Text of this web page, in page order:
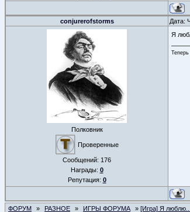
conjurerofstorms Дата:
Полковник
Проверенные
Сообщений: 176
Награды: 0
Репутация: 0
Я
Теперь
ФОРУМ » РАЗНОЕ » ИГРЫ ФОРУМА » [Игра] Я люблю...